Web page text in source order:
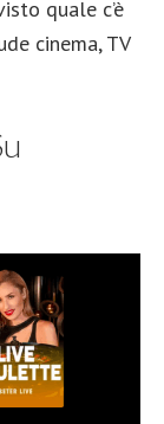
quale c’è
cinema, TV